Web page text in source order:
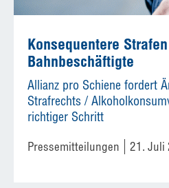
Konsequentere
Bahnbeschäftigte
Allianz pro Schiene fordert
Strafrechts /
richtiger Schritt
Pressemitteilungen 21. Juli